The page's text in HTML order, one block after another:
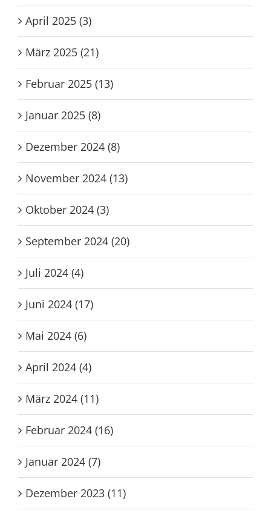
April 2025 (3)
März 2025 (21)
Februar 2025 (13)
Januar 2025 (8)
Dezember 2024 (8)
November 2024 (13)
Oktober 2024 (3)
September 2024 (20)
Juli 2024 (4)
Juni 2024 (17)
Mai 2024 (6)
April 2024 (4)
März 2024 (11)
Februar 2024 (16)
Januar 2024 (7)
Dezember 2023 (11)